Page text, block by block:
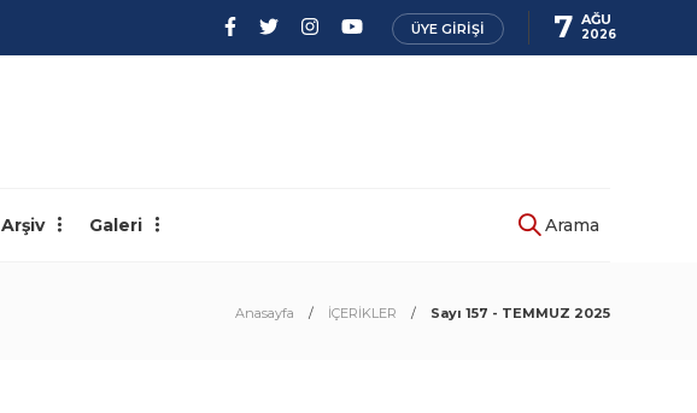
ÜYE GIRIŞI 7 AĞU
2026
Arşiv Galeri Arama
Anasayfa İÇERİKLER Sayı 157 - TEMMUZ 2025